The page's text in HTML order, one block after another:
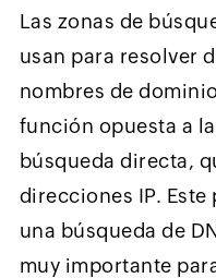
Las zonas de
usan para resolver
nombres de
función opuesta a
búsqueda directa,
direcciones IP.
una búsqueda de
muy importante